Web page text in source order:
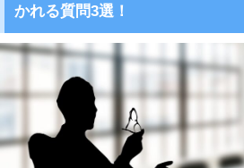
かれる質問3選！